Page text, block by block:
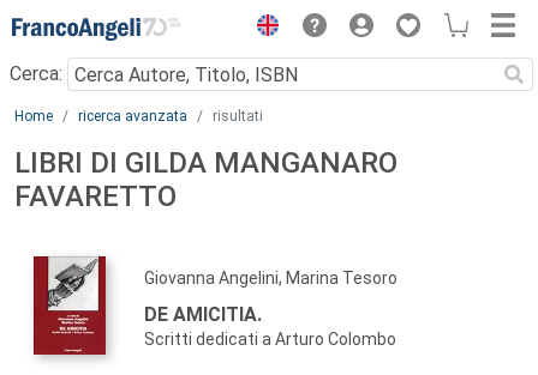
Menu
Cerca:
Main content
Home ricerca avanzata risultati
LIBRI DI GILDA MANGANARO
FAVARETTO
Giovanna Angelini, Marina Tesoro
DE AMICITIA.
Scritti dedicati a Arturo Colombo